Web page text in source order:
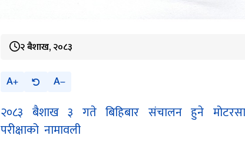
२ बैशाख, २०८३
A A
२०८३ बैशाख ३ गते बिहिबार संचालन हुने
परीक्षाको नामावली